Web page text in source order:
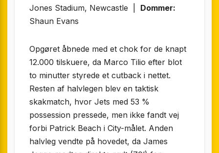
Jones Stadium, Newcastle | Dommer:
Shaun Evans
Opgøret åbnede med et chok for de knapt
12.000 tilskuere, da Marco Tilio efter blot
to minutter styrede et cutback i nettet.
Resten af halvlegen blev en taktisk
skakmatch, hvor Jets med 53 %
possession pressede, men ikke fandt vej
forbi Patrick Beach i City-målet. Anden
halvleg vendte på hovedet, da James